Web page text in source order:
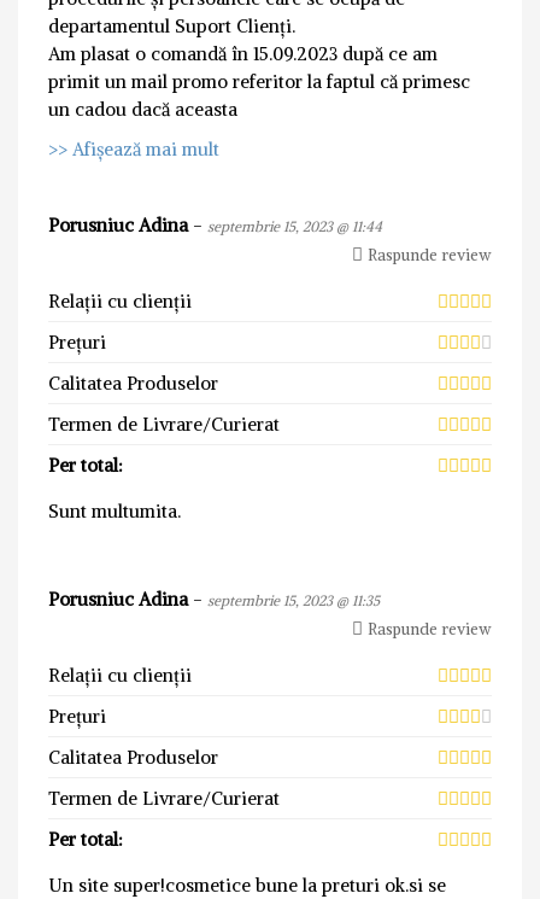
departamentul Suport Clienți.
Am plasat o comandă în 15.09.2023 după ce am
primit un mail promo referitor la faptul că primesc
un cadou dacă aceasta
>> Afișează mai mult
Porusniuc Adina- septembrie 15, 2023 @ 11:44
Raspunde review
Relații cu clienții
Prețuri
Calitatea Produselor
Termen de Livrare/Curierat
Per total:
Sunt multumita.
Porusniuc Adina- septembrie 15, 2023 @ 11:35
Raspunde review
Relații cu clienții
Prețuri
Calitatea Produselor
Termen de Livrare/Curierat
Per total:
Un site super!cosmetice bune la preturi ok.si se